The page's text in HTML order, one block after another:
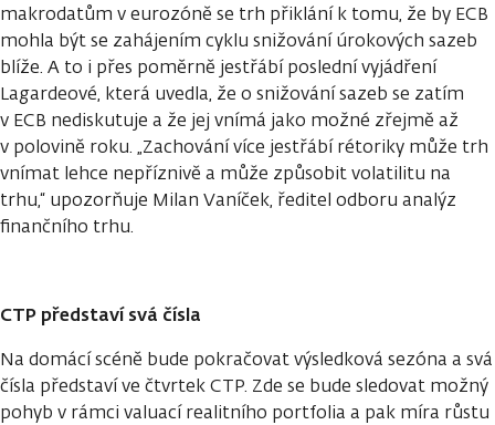
makrodatům v eurozóně se trh přiklání k tomu, že by ECB
mohla být se zahájením cyklu snižování úrokových sazeb
blíže. A to i přes poměrně jestřábí poslední vyjádření
Lagardeové, která uvedla, že o snižování sazeb se zatím
v ECB nediskutuje a že jej vnímá jako možné zřejmě až
v polovině roku. „Zachování více jestřábí rétoriky může trh
vnímat lehce nepříznivě a může způsobit volatilitu na
trhu,“ upozorňuje Milan Vaníček, ředitel odboru analýz
finančního trhu.
CTP představí svá čísla
Na domácí scéně bude pokračovat výsledková sezóna a svá
čísla představí ve čtvrtek CTP. Zde se bude sledovat možný
pohyb v rámci valuací realitního portfolia a pak míra růstu